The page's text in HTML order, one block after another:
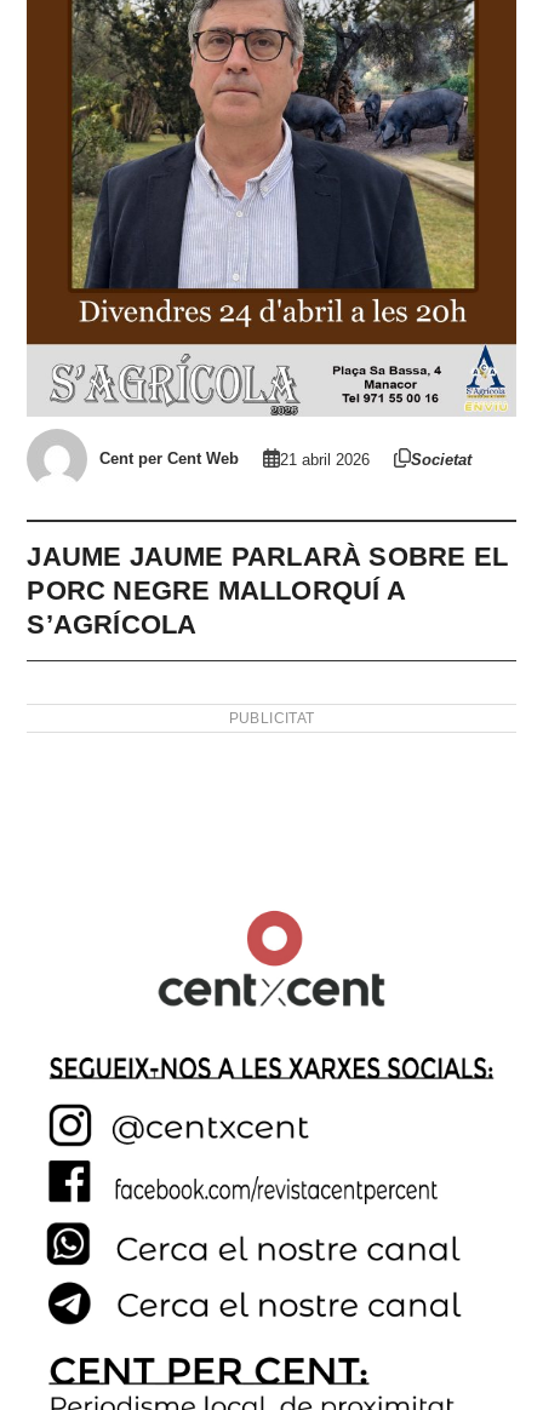
Cent per Cent Web 21 abril 2026 Societat
JAUME JAUME PARLARÀ SOBRE EL
PORC NEGRE MALLORQUÍ A
S’AGRÍCOLA
PUBLICITAT